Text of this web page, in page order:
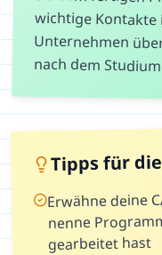
nach dem
Tipps für
Erwähne deine
nenne
gearbeitet hast